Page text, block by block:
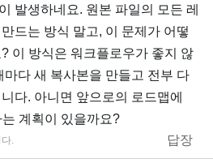
발생하네요. 원본 파일의 모든 레
드는 방식 말고, 이 문제가 어떻
이 방식은 워크플로우가 좋지 않
다 새 복사본을 만들고 전부 다
다. 아니면 앞으로의 로드맵에
계획이 있을까요?
답장
.